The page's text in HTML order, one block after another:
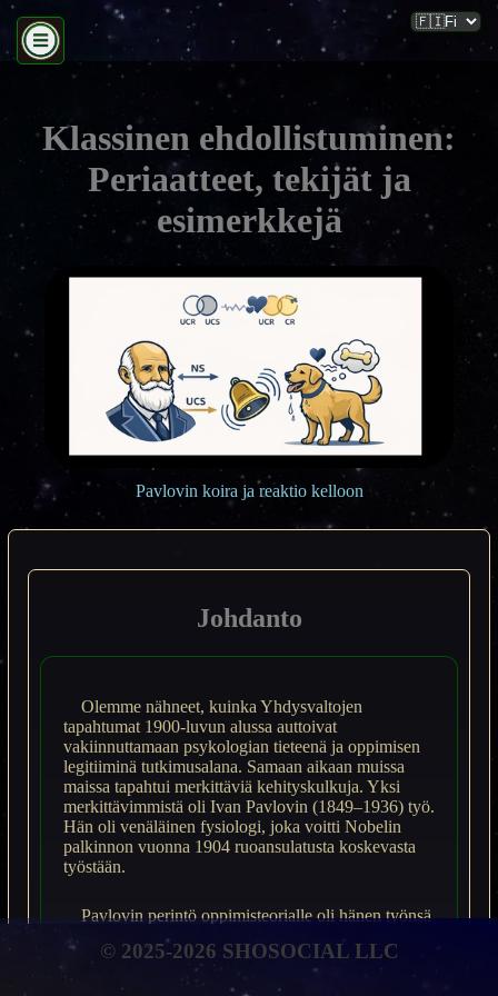
Klassinen ehdollistuminen:
Periaatteet, tekijät ja
esimerkkejä
Pavlovin koira ja reaktio kelloon
Johdanto
Olemme nähneet, kuinka Yhdysvaltojen
tapahtumat 1900-luvun alussa auttoivat
vakiinnuttamaan psykologian tieteenä ja oppimisen
legitiiminä tutkimusalana. Samaan aikaan muissa
maissa tapahtui merkittäviä kehityskulkuja. Yksi
merkittävimmistä oli Ivan Pavlovin (1849–1936) työ.
Hän oli venäläinen fysiologi, joka voitti Nobelin
palkinnon vuonna 1904 ruoansulatusta koskevasta
työstään.
Pavlovin perintö oppimisteorialle oli hänen työnsä
klassisen ehdollistumisen parissa (Cuny, 1965; Hunt,
1993; Windholz, 1997). Toimiessaan fysiologisen
laboratorion johtajana Kokeellisen lääketieteen
© 2025-2026 SHOSOCIAL LLC